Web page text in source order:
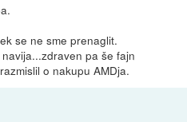
se ne sme prenaglit.
pa še fajn
o nakupu AMDja.